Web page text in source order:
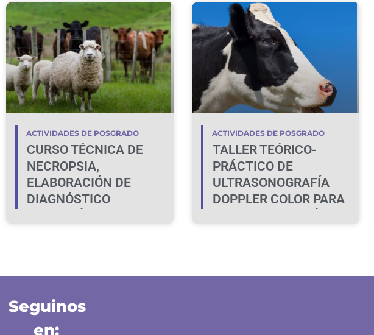
ACTIVIDADES DE POSGRADO
CURSO TÉCNICA DE
NECROPSIA,
ELABORACIÓN DE
DIAGNÓSTICO
ACTIVIDADES DE POSGRADO
TALLER TEÓRICO-
PRÁCTICO DE
ULTRASONOGRAFÍA
DOPPLER COLOR PARA
Seguinos
en: